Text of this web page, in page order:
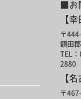
■お
【
〒
額田
TEL
2880
【
〒